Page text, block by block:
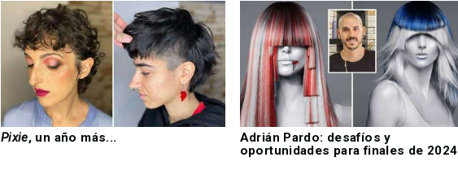
Pixie, un año más...
Adrián Pardo: desafíos y
oportunidades para finales de 2024